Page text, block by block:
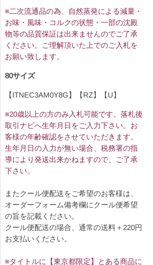
※二次流通品の為、自然蒸発による減量・
お味・風味・コルクの状態・一部の沈殿
物等の品質保証は出来ませんのでご了承
ください。ご理解頂いた上でのご入札を
お願い致します。
80サイズ
【ITNEC3AM0Y8G】【RZ】【U】
※20歳以上の方のみ入札可能です。落札後
取引ナビへ生年月日をご入力下さい。お
客様の年齢確認をさせていただきます。
生年月日の入力が無い場合、税務署の指
導により発送出来かねますので、ご了承
下さい。
またクール便配送をご希望のお客様は、
オーダーフォーム備考欄にクール便希望
の旨を記載ください。
クール便配送の場合、通常の送料＋220円
お支払いください。
※タイトルに【東京都限定】とある商品に